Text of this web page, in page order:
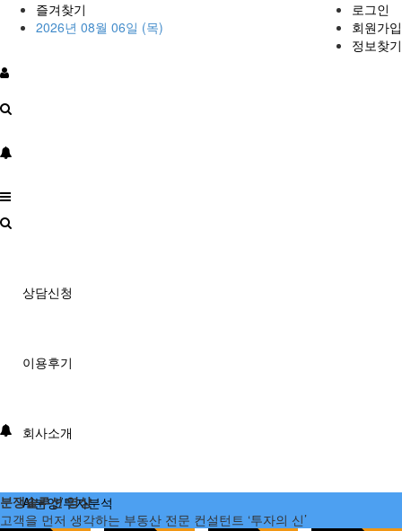
즐겨찾기
2026년 08월 06일 (목)
로그인
회원가입
정보찾기
상담신청
이용후기
회사소개
AI분양/투자분석
분쟁솔루션 영상
고객을 먼저 생각하는 부동산 전문 컨설턴트 ‘투자의 신’